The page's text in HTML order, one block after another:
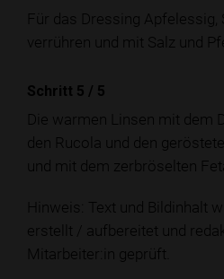
Für das Dressing Apfelessig,
verrühren und mit Salz und
Schritt 5 / 5
Die warmen Linsen mit dem
den Rucola und den
und mit dem zerbröselten
Hinweis: Text und Bildinhalt
erstellt / aufbereitet und
Mitarbeiter:in geprüft.